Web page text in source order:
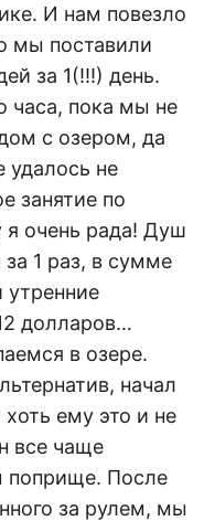
И нам повезло
мы поставили
за 1(!!!) день.
часа, пока мы не
с озером, да
не
занятие по
я очень рада! Душ
1 раз, в сумме
утренние
долларов…
в озере.
начал
ему это и не
все чаще
поприще. После
за рулем, мы